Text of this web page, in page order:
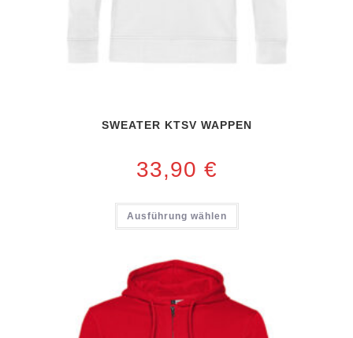
SWEATER KTSV WAPPEN
33,90 €
Ausführung wählen